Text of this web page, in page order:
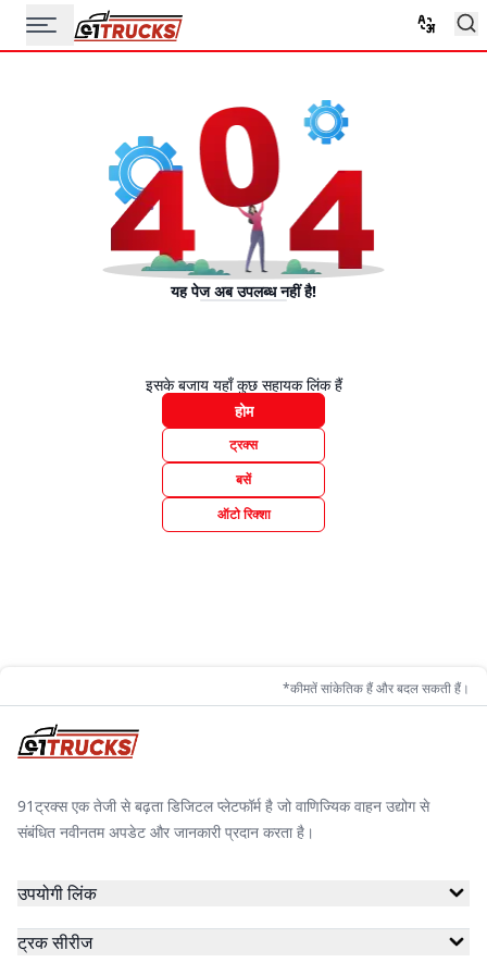
यह पेज अब उपलब्ध नहीं है!
इसके बजाय यहाँ कुछ सहायक लिंक हैं
होम
ट्रक्स
बसें
ऑटो रिक्शा
*कीमतें सांकेतिक हैं और बदल सकती हैं।
91ट्रक्स एक तेजी से बढ़ता डिजिटल प्लेटफॉर्म है जो वाणिज्यिक वाहन उद्योग से
संबंधित नवीनतम अपडेट और जानकारी प्रदान करता है।
उपयोगी लिंक
ट्रक सीरीज